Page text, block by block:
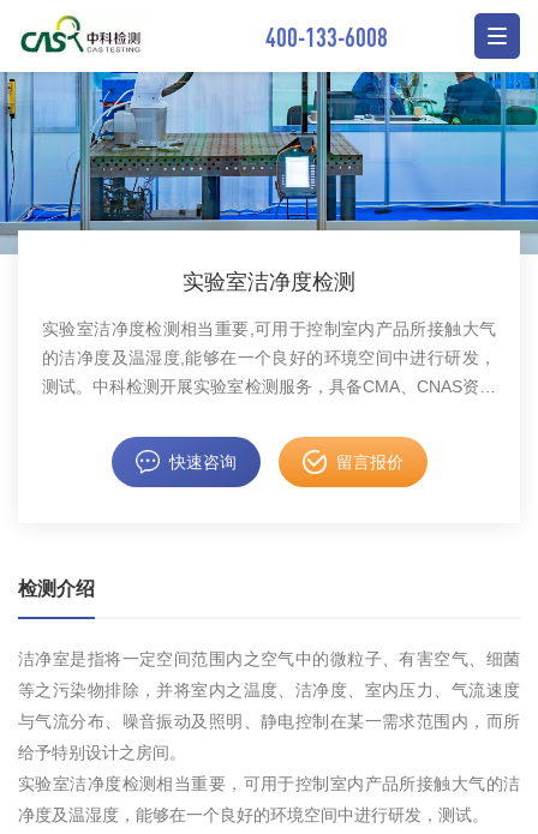
400-133-6008
实验室洁净度检测
实验室洁净度检测相当重要,可用于控制室内产品所接触大气
的洁净度及温湿度,能够在一个良好的环境空间中进行研发，
测试。中科检测开展实验室检测服务，具备CMA、CNAS资质
快速咨询 留言报价
检测介绍
洁净室是指将一定空间范围内之空气中的微粒子、有害空气、细菌
等之污染物排除，并将室内之温度、洁净度、室内压力、气流速度
与气流分布、噪音振动及照明、静电控制在某一需求范围内，而所
给予特别设计之房间。
实验室洁净度检测相当重要，可用于控制室内产品所接触大气的洁
净度及温湿度，能够在一个良好的环境空间中进行研发，测试。